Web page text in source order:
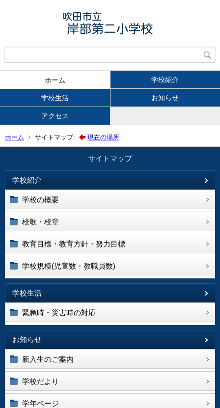
ホーム 学校紹介
学校生活 お知らせ
アクセス
ホーム サイトマップ: 現在の場所
サイトマップ
学校紹介
学校の概要
校歌・校章
教育目標・教育方針・努力目標
学校規模(児童数・教職員数)
学校生活
緊急時・災害時の対応
お知らせ
新入生のご案内
学校だより
学年ページ